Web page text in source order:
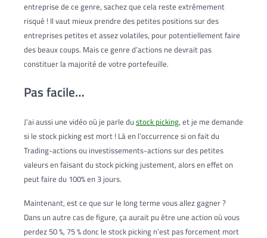
entreprise de ce genre, sachez que cela reste extrêmement
risqué ! Il vaut mieux prendre des petites positions sur des
entreprises petites et assez volatiles, pour potentiellement faire
des beaux coups. Mais ce genre d’actions ne devrait pas
constituer la majorité de votre portefeuille.
Pas facile…
J’ai aussi une vidéo où je parle du stock picking, et je me demande
si le stock picking est mort ! Là en l’occurrence si on fait du
Trading-actions ou investissements-actions sur des petites
valeurs en faisant du stock picking justement, alors en effet on
peut faire du 100% en 3 jours.
Maintenant, est ce que sur le long terme vous allez gagner ?
Dans un autre cas de figure, ça aurait pu être une action où vous
perdez 50 %, 75 % donc le stock picking n’est pas forcement mort